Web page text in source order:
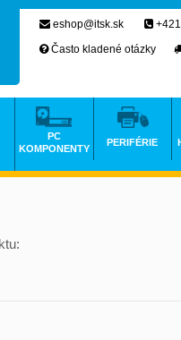
eshop@itsk.sk
Často kladené otázky
PC
KOMPONENTY
PERIFÉRIE